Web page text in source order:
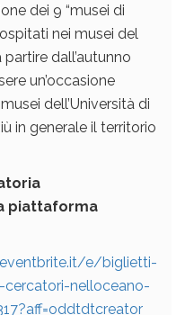
dei 9 “musei di
nei musei del
dall’autunno
un’occasione
dell’Università di
in generale il territorio
piattaforma
e/biglietti-
nelloceano-